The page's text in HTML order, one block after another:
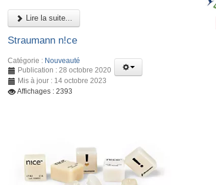
Lire la suite...
Straumann n!ce
Catégorie : Nouveauté
Publication : 28 octobre 2020
Mis à jour : 14 octobre 2023
Affichages : 2393